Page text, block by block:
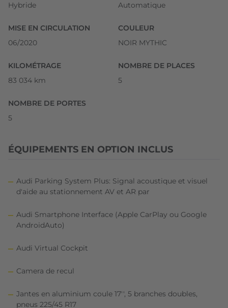
Hybride
Automatique
MISE EN CIRCULATION
06/2020
COULEUR
NOIR MYTHIC
KILOMÉTRAGE
83 034 km
NOMBRE DE PLACES
5
NOMBRE DE PORTES
5
ÉQUIPEMENTS EN OPTION INCLUS
Audi Parking System Plus: Signal acoustique et visuel
d'aide au stationnement AV et AR par
Audi Smartphone Interface (Apple CarPlay ou Google
AndroidAuto)
Audi Virtual Cockpit
Camera de recul
Jantes en aluminium coule 17'', 5 branches doubles,
pneus 225/45 R17